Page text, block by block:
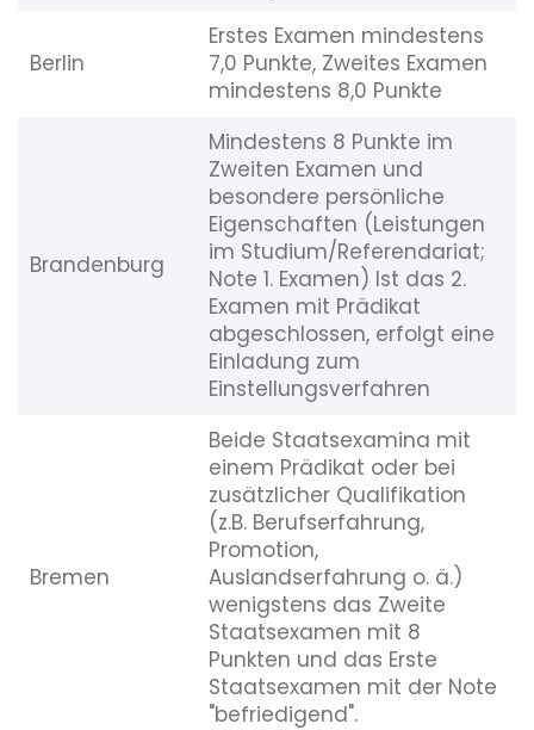
Berlin
Erstes Examen mindestens
7,0 Punkte, Zweites Examen
mindestens 8,0 Punkte
Brandenburg
Mindestens 8 Punkte im
Zweiten Examen und
besondere persönliche
Eigenschaften (Leistungen
im Studium/Referendariat;
Note 1. Examen) Ist das 2.
Examen mit Prädikat
abgeschlossen, erfolgt eine
Einladung zum
Einstellungsverfahren
Bremen
Beide Staatsexamina mit
einem Prädikat oder bei
zusätzlicher Qualifikation
(z.B. Berufserfahrung,
Promotion,
Auslandserfahrung o. ä.)
wenigstens das Zweite
Staatsexamen mit 8
Punkten und das Erste
Staatsexamen mit der Note
"befriedigend".